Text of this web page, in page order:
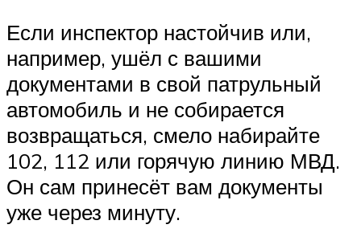
Если инспектор настойчив или,
например, ушёл с вашими
документами в свой патрульный
автомобиль и не собирается
возвращаться, смело набирайте
102, 112 или горячую линию МВД.
Он сам принесёт вам документы
уже через минуту.